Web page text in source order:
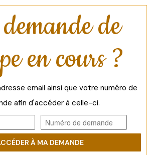
de
en cours ?
email ainsi que votre numéro de
afin d'accéder à celle-ci.
À MA DEMANDE